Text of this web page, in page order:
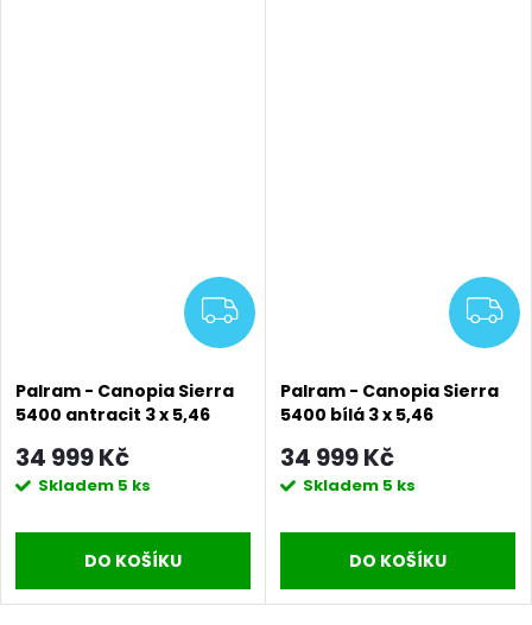
ZDARMA
Palram - Canopia Sierra
5400 antracit 3 x 5,46
pergola
34 999 Kč
Skladem 5 ks
DO KOŠÍKU
Palram - Canopia Sierra
5400 bílá 3 x 5,46
pergola
34 999 Kč
Skladem 5 ks
DO KOŠÍKU